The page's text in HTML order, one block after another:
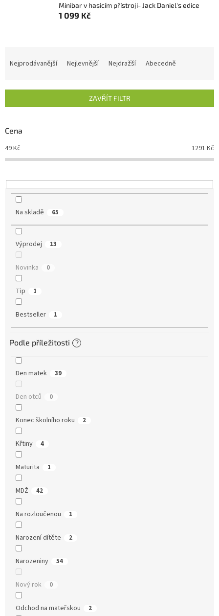
Minibar v hasicím přístroji- Jack Daniel's edice
1 099 Kč
í
r
o
d
u
t
ů
Nejprodávanější Nejlevnější Nejdražší Abecedně
ZAVŘÍT FILTR
Cena
49Kč 1291 Kč
Na skladě 65
Výprodej 13
Novinka 0
Tip 1
Bestseller 1
Podle příležitosti ?
Den matek 39
Den otců 0
Konec školního roku 2
Křtiny 4
Maturita 1
MDŽ 42
Na rozloučenou 1
Narození dítěte 2
Narozeniny 54
Nový rok 0
Odchod na mateřskou 2